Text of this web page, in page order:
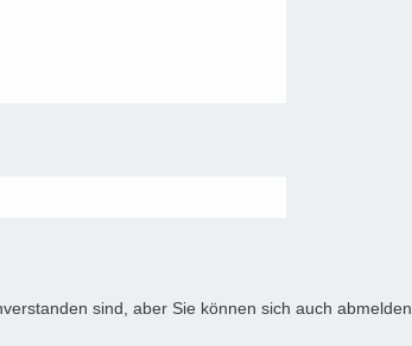
sind, aber Sie können sich auch